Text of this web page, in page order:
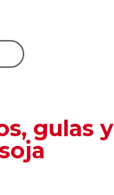
gulas y